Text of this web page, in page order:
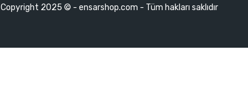
Copyright 2025 © - ensarshop.com - Tüm hakları saklıdır